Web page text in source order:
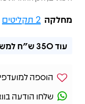
מחלקה 2 תקליטים
עוד350 ש"ח
הוספה
שלחו הודעה